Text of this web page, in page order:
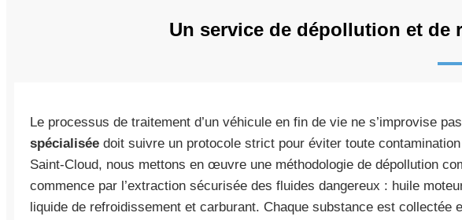
Un service de dépollution et de
Le processus de traitement d’un véhicule en fin de vie ne s’improvise
spécialisée doit suivre un protocole strict pour éviter toute
Saint-Cloud, nous mettons en œuvre une méthodologie de dépollution
commence par l’extraction sécurisée des fluides dangereux : huile
liquide de refroidissement et carburant. Chaque substance est collectée